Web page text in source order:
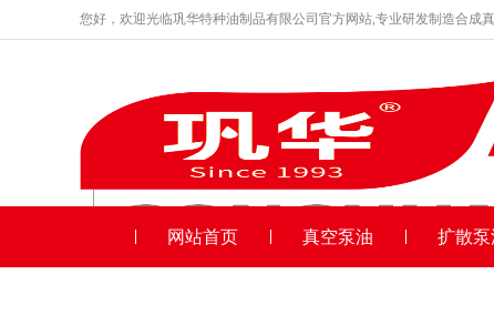
您好，欢迎光临巩华特种油制品有限公司官方网站,专业研发制造合成
网站首页 真空泵油 扩散泵